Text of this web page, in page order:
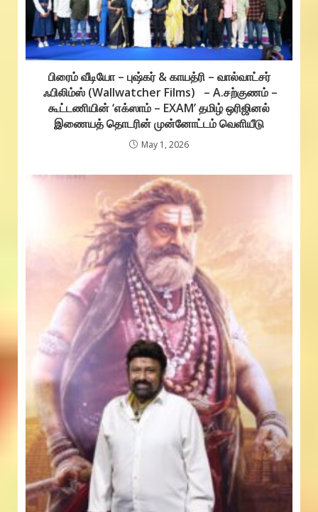
பிரைம் வீடியோ – புஷ்கர் & காயத்ரி – வால்வாட்சர்
ஃபிலிம்ஸ் (Wallwatcher Films) – A.சற்குணம் –
கூட்டணியின் ‘எக்ஸாம் – EXAM’ தமிழ் ஒரிஜினல்
இணையத் தொடரின் முன்னோட்டம் வெளியீடு
May 1, 2026